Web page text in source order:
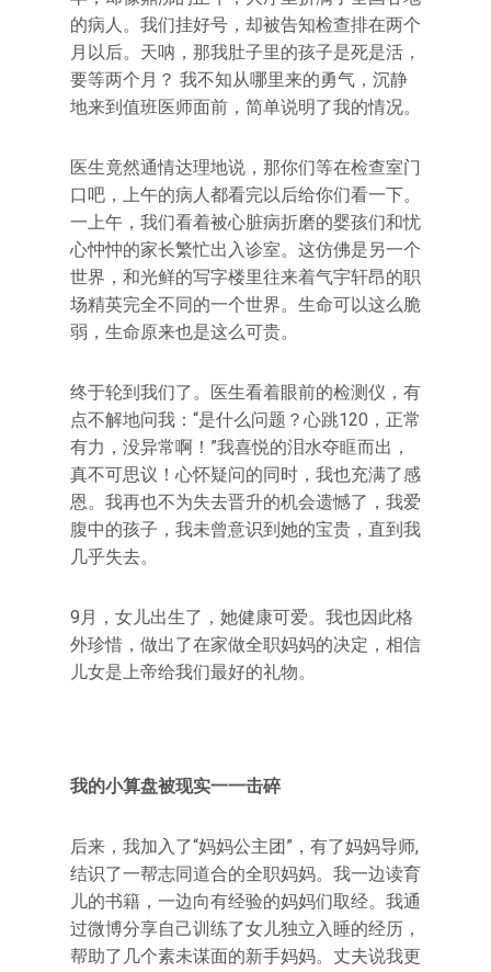
的病人。我们挂好号，却被告知检查排在两个
月以后。天呐，那我肚子里的孩子是死是活，
要等两个月？ 我不知从哪里来的勇气，沉静
地来到值班医师面前，简单说明了我的情况。
医生竟然通情达理地说，那你们等在检查室门
口吧，上午的病人都看完以后给你们看一下。
一上午，我们看着被心脏病折磨的婴孩们和忧
心忡忡的家长繁忙出入诊室。这仿佛是另一个
世界，和光鲜的写字楼里往来着气宇轩昂的职
场精英完全不同的一个世界。生命可以这么脆
弱，生命原来也是这么可贵。
终于轮到我们了。医生看着眼前的检测仪，有
点不解地问我：“是什么问题？心跳120，正常
有力，没异常啊！”我喜悦的泪水夺眶而出，
真不可思议！心怀疑问的同时，我也充满了感
恩。我再也不为失去晋升的机会遗憾了，我爱
腹中的孩子，我未曾意识到她的宝贵，直到我
几乎失去。
9月，女儿出生了，她健康可爱。我也因此格
外珍惜，做出了在家做全职妈妈的决定，相信
儿女是上帝给我们最好的礼物。
我的小算盘被现实一一击碎
后来，我加入了“妈妈公主团”，有了妈妈导师,
结识了一帮志同道合的全职妈妈。我一边读育
儿的书籍，一边向有经验的妈妈们取经。我通
过微博分享自己训练了女儿独立入睡的经历，
帮助了几个素未谋面的新手妈妈。丈夫说我更